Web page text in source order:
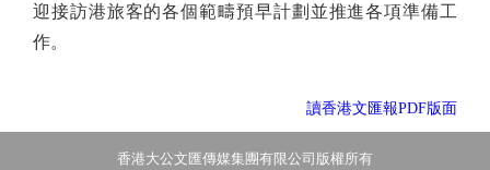
迎接訪港旅客的各個範疇預早計劃並推進各項準備工
作。
讀香港文匯報PDF版面
香港大公文匯傳媒集團有限公司版權所有